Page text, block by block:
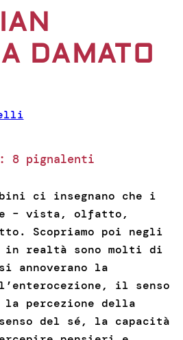
DAMATO
8 pignalenti
ci insegnano che i
– vista, olfatto,
Scopriamo poi negli
in realtà sono molti di
annoverano la
il senso
percezione della
del sé, la capacità